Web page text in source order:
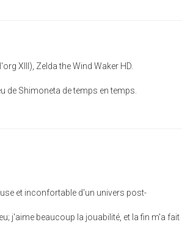
XIII), Zelda the Wind Waker HD.
de Shimoneta de temps en temps.
et inconfortable d'un univers post-
j'aime beaucoup la jouabilité, et la fin m'a fait